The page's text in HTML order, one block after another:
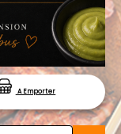
A Emporter